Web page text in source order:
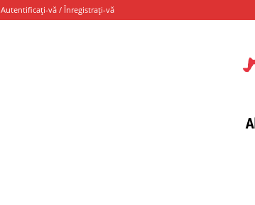
Autentificați-vă / Înregistrați-vă